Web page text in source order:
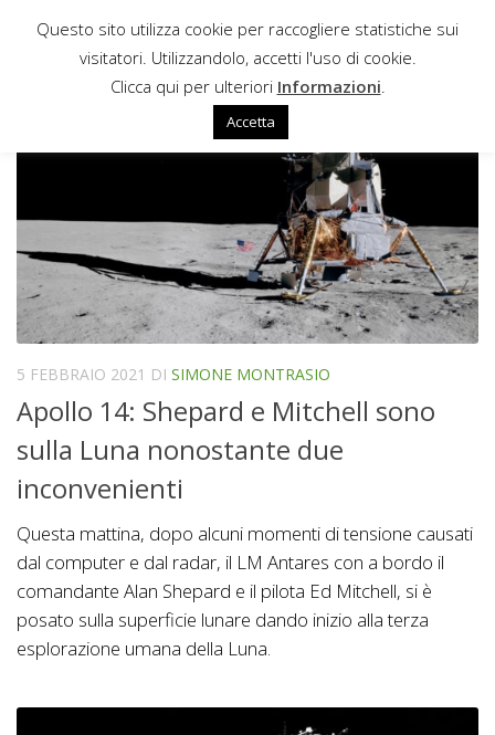
Sotto il contenuto
5 FEBBRAIO 2021 DI SIMONE MONTRASIO
Apollo 14: Shepard e Mitchell sono
sulla Luna nonostante due
inconvenienti
Questa mattina, dopo alcuni momenti di tensione causati
dal computer e dal radar, il LM Antares con a bordo il
comandante Alan Shepard e il pilota Ed Mitchell, si è
posato sulla superficie lunare dando inizio alla terza
esplorazione umana della Luna.
Questo sito utilizza cookie per raccogliere statistiche sui
visitatori. Utilizzandolo, accetti l'uso di cookie.
Clicca qui per ulteriori Informazioni
Accetta